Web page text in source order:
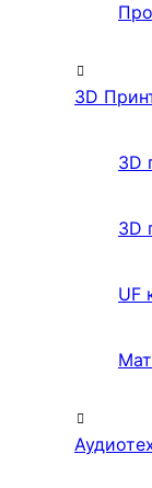
3D
3D
3D
UF